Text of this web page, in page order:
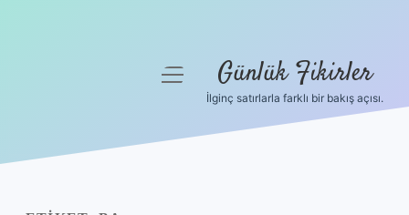
menüyü Günlük Fikirler
İlginç satırlarla farklı bir bakış açısı.